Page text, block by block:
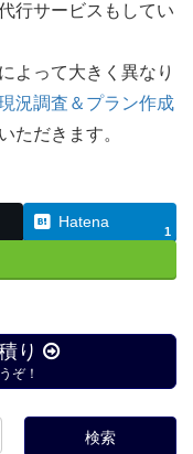
行サービスもしてい
よって大きく異なり
況調査＆プラン作成
ただきます。
Hatena
1
り
ぞ！